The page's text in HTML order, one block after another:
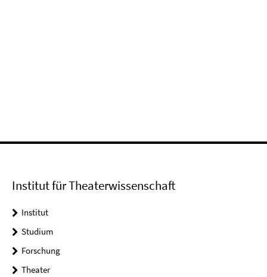
Institut für Theaterwissenschaft
Institut
Studium
Forschung
Theater